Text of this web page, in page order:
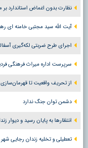
نظارت بدون اغماض استاندارد بر
آیت الله سید مجتبی خامنه ای
اجرای طرح ضربتی لکه‌گیری
سرپرست اداره میراث فرهنگی
از تحریف واقعیت تا
دشمن توان جنگ ندارد
انتظارها به پایان رسید و
تعطیلی و تخلیه زندان رجایی